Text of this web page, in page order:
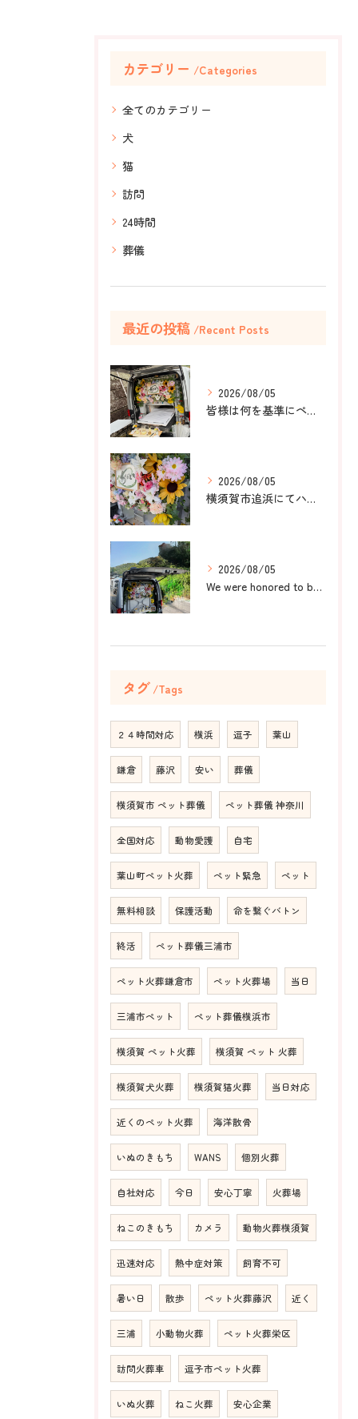
カテゴリー Categories
全てのカテゴリー
犬
猫
訪問
24時間
葬儀
最近の投稿 Recent Posts
2026/08/05
皆様は何を基準にペット葬儀社を選びますか？
2026/08/05
横須賀市追浜にてハムスターのみかんちゃんのペット火葬のお手伝...
2026/08/05
We were honored to be by your ...
タグ Tags
２４時間対応 横浜 逗子 葉山
鎌倉 藤沢 安い 葬儀
横須賀市 ペット葬儀 ペット葬儀 神奈川
全国対応 動物愛護 自宅
葉山町ペット火葬 ペット緊急 ペット
無料相談 保護活動 命を繋ぐバトン
終活 ペット葬儀三浦市
ペット火葬鎌倉市 ペット火葬場 当日
三浦市ペット ペット葬儀横浜市
横須賀 ペット火葬 横須賀 ペット 火葬
横須賀犬火葬 横須賀猫火葬 当日対応
近くのペット火葬 海洋散骨
いぬのきもち WANS 個別火葬
自社対応 今日 安心丁寧 火葬場
ねこのきもち カメラ 動物火葬横須賀
迅速対応 熱中症対策 飼育不可
暑い日 散歩 ペット火葬藤沢 近く
三浦 小動物火葬 ペット火葬栄区
訪問火葬車 逗子市ペット火葬
いぬ火葬 ねこ火葬 安心企業